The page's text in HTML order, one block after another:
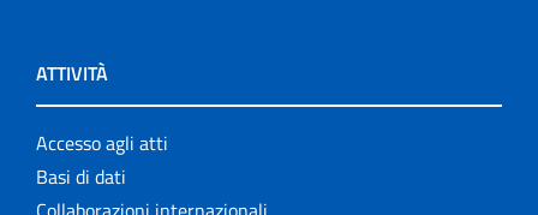
ATTIVITÀ
Accesso agli atti
Basi di dati